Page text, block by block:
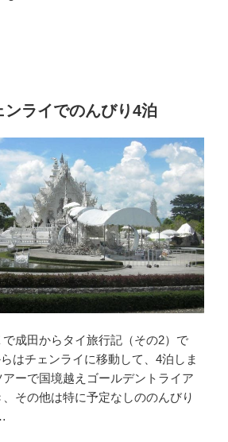
ンライでのんびり4泊
成田からタイ旅行記（その2）で
はチェンライに移動して、4泊しま
ーで国境越えゴールデントライア
その他は特に予定なしののんびり